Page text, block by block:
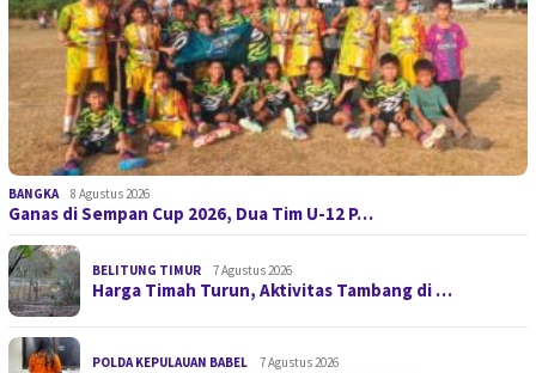
BANGKA 8 Agustus 2026
Ganas di Sempan Cup 2026, Dua Tim U-12 P…
BELITUNG TIMUR 7 Agustus 2026
Harga Timah Turun, Aktivitas Tambang di …
POLDA KEPULAUAN BABEL 7 Agustus 2026